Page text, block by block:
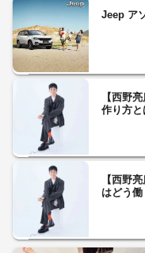
Jeep ア
【西野
作り方と
【西野
はどう働